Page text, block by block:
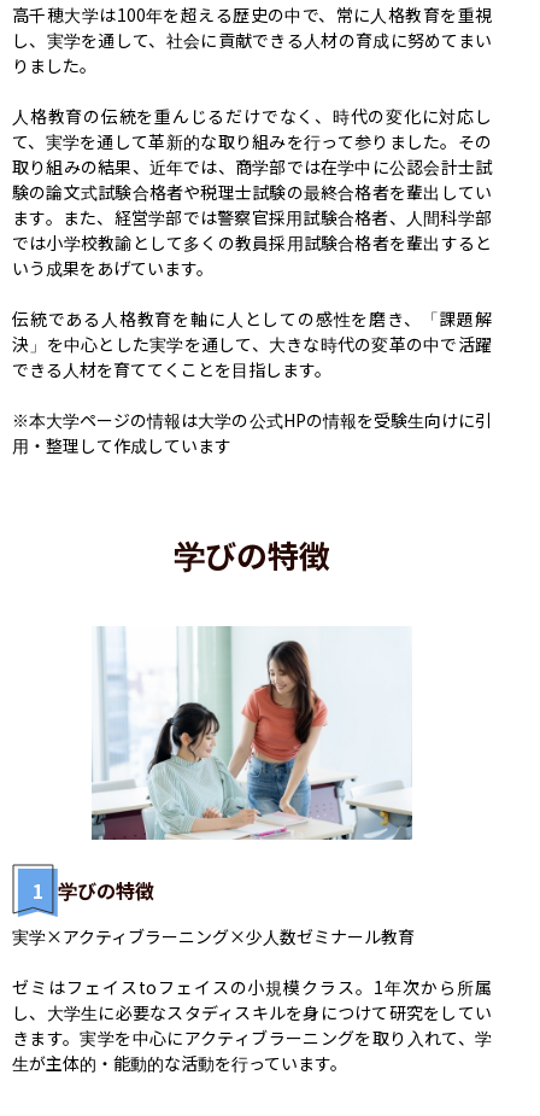
高千穂大学は100年を超える歴史の中で、常に人格教育を重視
し、実学を通して、社会に貢献できる人材の育成に努めてまい
りました。
人格教育の伝統を重んじるだけでなく、時代の変化に対応し
て、実学を通して革新的な取り組みを行って参りました。その
取り組みの結果、近年では、商学部では在学中に公認会計士試
験の論文式試験合格者や税理士試験の最終合格者を輩出してい
ます。また、経営学部では警察官採用試験合格者、人間科学部
では小学校教諭として多くの教員採用試験合格者を輩出すると
いう成果をあげています。
伝統である人格教育を軸に人としての感性を磨き、「課題解
決」を中心とした実学を通して、大きな時代の変革の中で活躍
できる人材を育ててくことを目指します。
※本大学ページの情報は大学の公式HPの情報を受験生向けに引
用・整理して作成しています
学びの特徴
1 学びの特徴
実学×アクティブラーニング×少人数ゼミナール教育
ゼミはフェイスtoフェイスの小規模クラス。1年次から所属
し、大学生に必要なスタディスキルを身につけて研究をしてい
きます。実学を中心にアクティブラーニングを取り入れて、学
生が主体的・能動的な活動を行っています。